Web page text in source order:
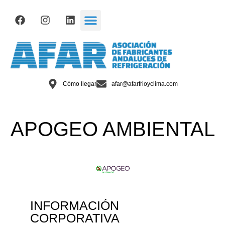
Cómo llegar afar@afarfrioyclima.com
APOGEO AMBIENTAL
INFORMACIÓN
CORPORATIVA